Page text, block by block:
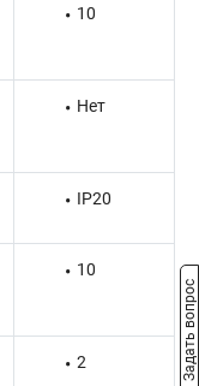
10
Нет
IP20
10
2 Задать вопрос